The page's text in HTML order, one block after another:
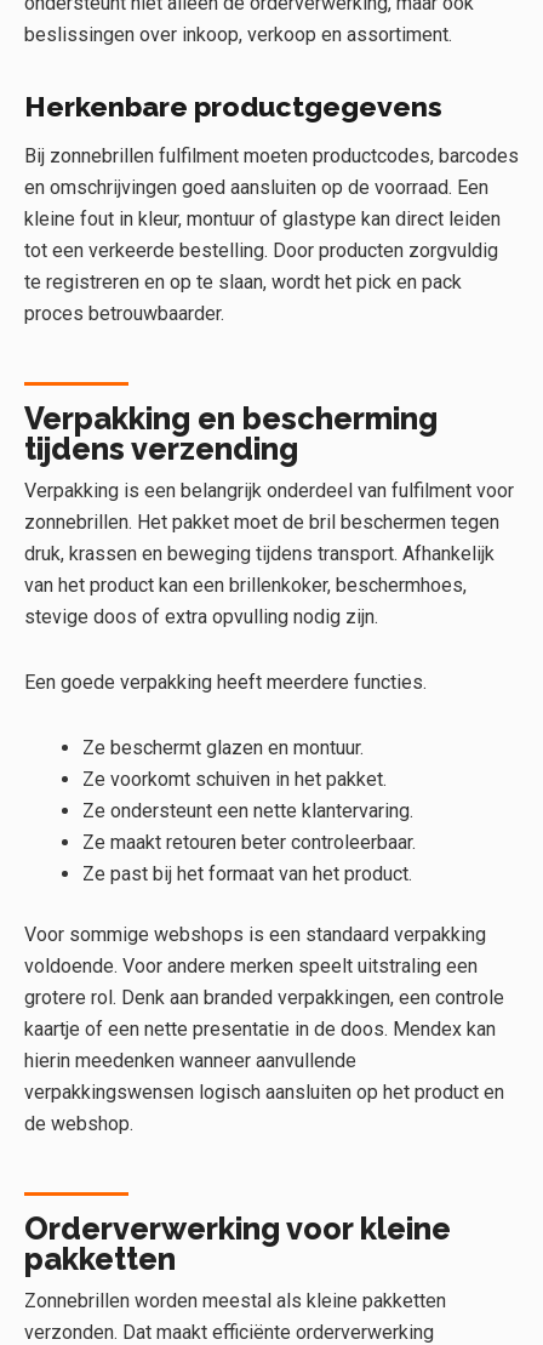
beslissingen over inkoop, verkoop en assortiment.
Herkenbare productgegevens
Bij zonnebrillen fulfilment moeten productcodes, barcodes
en omschrijvingen goed aansluiten op de voorraad. Een
kleine fout in kleur, montuur of glastype kan direct leiden
tot een verkeerde bestelling. Door producten zorgvuldig
te registreren en op te slaan, wordt het pick en pack
proces betrouwbaarder.
Verpakking en bescherming
tijdens verzending
Verpakking is een belangrijk onderdeel van fulfilment voor
zonnebrillen. Het pakket moet de bril beschermen tegen
druk, krassen en beweging tijdens transport. Afhankelijk
van het product kan een brillenkoker, beschermhoes,
stevige doos of extra opvulling nodig zijn.
Een goede verpakking heeft meerdere functies.
Ze beschermt glazen en montuur.
Ze voorkomt schuiven in het pakket.
Ze ondersteunt een nette klantervaring.
Ze maakt retouren beter controleerbaar.
Ze past bij het formaat van het product.
Voor sommige webshops is een standaard verpakking
voldoende. Voor andere merken speelt uitstraling een
grotere rol. Denk aan branded verpakkingen, een controle
kaartje of een nette presentatie in de doos. Mendex kan
hierin meedenken wanneer aanvullende
verpakkingswensen logisch aansluiten op het product en
de webshop.
Orderverwerking voor kleine
pakketten
Zonnebrillen worden meestal als kleine pakketten
verzonden. Dat maakt efficiënte orderverwerking